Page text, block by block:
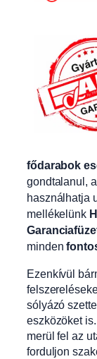
fődarabok
gondtalanul,
használhatja
mellékelünk
minden
Ezenkívül
sólyázó
eszközöket
merül fel az
forduljon